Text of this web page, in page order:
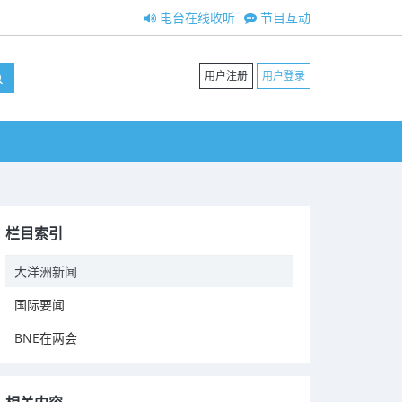
节目互动
电台在线收听
用户注册 用户登录
栏目索引
大洋洲新闻
国际要闻
BNE在两会